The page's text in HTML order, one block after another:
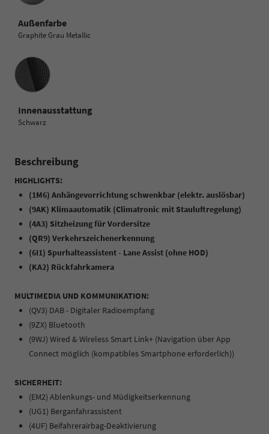
Außenfarbe
Graphite Grau Metallic
Innenausstattung
Innenausstattung
Schwarz
Beschreibung
HIGHLIGHTS:
(1M6) Anhängevorrichtung schwenkbar (elektr. auslösbar)
(9AK) Klimaautomatik (Climatronic mit Stauluftregelung)
(4A3) Sitzheizung für Vordersitze
(QR9) Verkehrszeichenerkennung
(6I1) Spurhalteassistent - Lane Assist (ohne HOD)
(KA2) Rückfahrkamera
MULTIMEDIA UND KOMMUNIKATION:
(QV3) DAB - Digitaler Radioempfang
(9ZX) Bluetooth
(9WJ) Wired & Wireless Smart Link+ (Navigation über App
Connect möglich (kompatibles Smartphone erforderlich))
SICHERHEIT:
(EM2) Ablenkungs- und Müdigkeitserkennung
(UG1) Berganfahrassistent
(4UF) Beifahrerairbag-Deaktivierung